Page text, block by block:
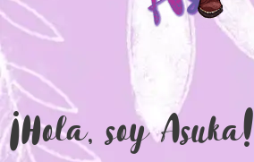
¡Hola, soy Asuka!